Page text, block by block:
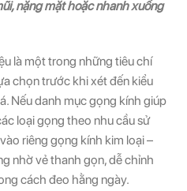
nặng mặt hoặc nhanh xuống
là một trong những tiêu chí
chọn trước khi xét đến kiểu
Nếu danh mục gọng kính giúp
loại gọng theo nhu cầu sử
riêng gọng kính kim loại –
nhờ vẻ thanh gọn, dễ chỉnh
cách đeo hằng ngày.